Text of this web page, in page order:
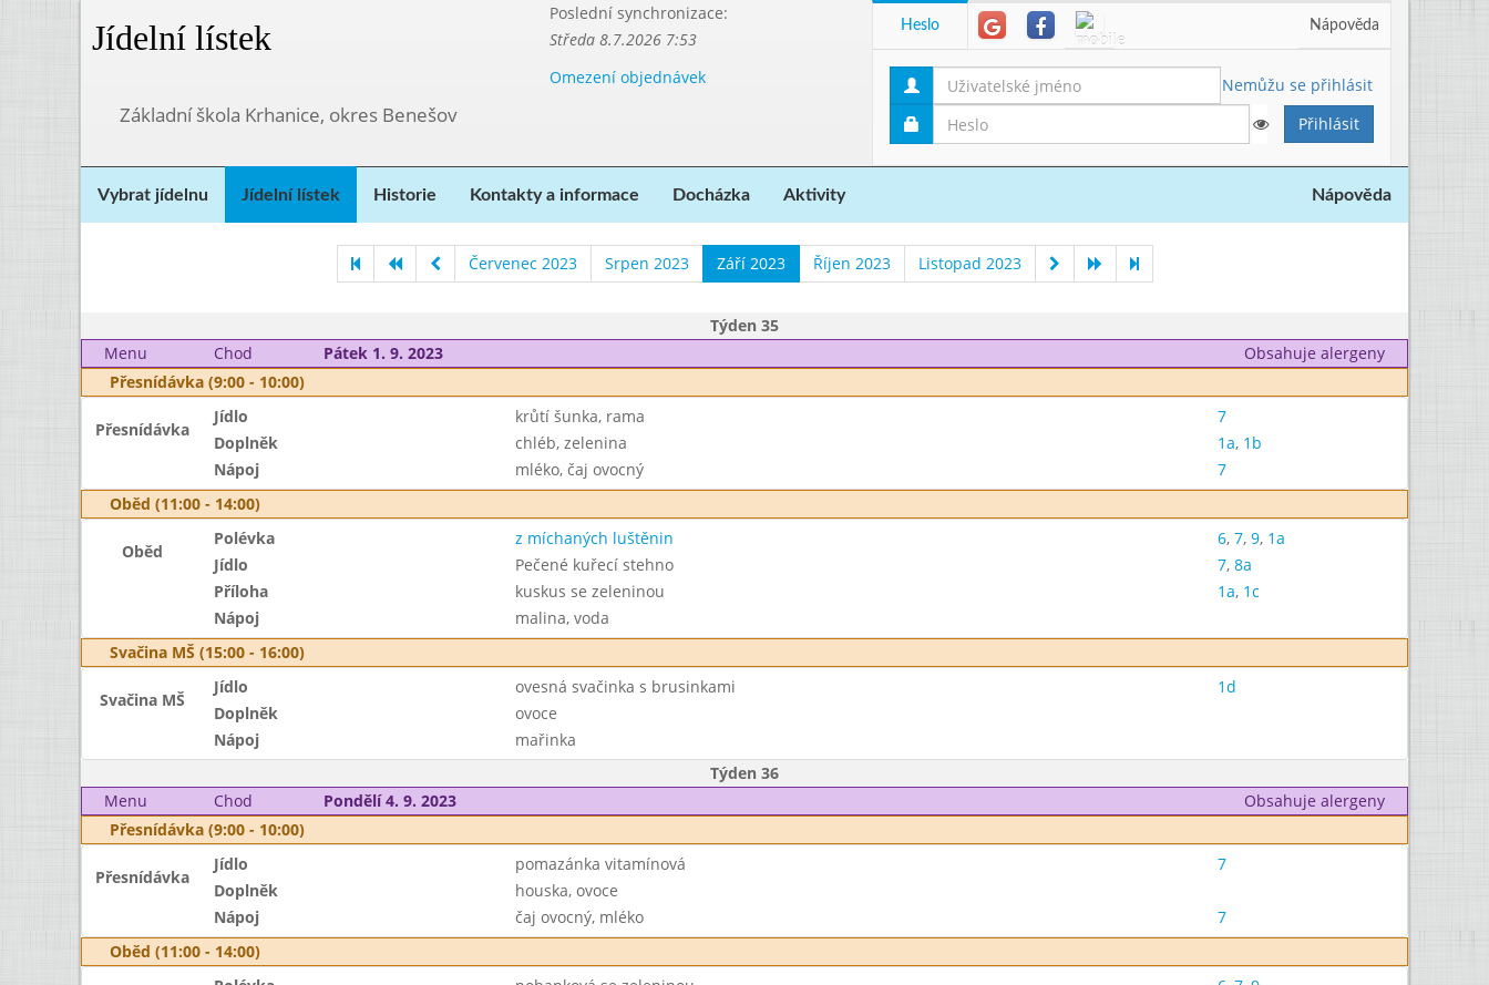
Jídelní lístek
Poslední synchronizace:
Středa 8.7.2026 7:53
Omezení objednávek
Základní škola Krhanice, okres Benešov
Heslo Nápověda
Nemůžu se přihlásit
Vybrat jídelnu Jídelní lístek Historie Kontakty a informace Docházka Aktivity Nápověda
Červenec 2023 Srpen 2023 Září 2023 Říjen 2023 Listopad 2023
Týden 35
Menu
Chod Pátek 1. 9. 2023
Obsahuje alergeny
Přesnídávka (9:00 - 10:00)
Přesnídávka
Jídlo krůtí šunka, rama
7
Doplněk
chléb, zelenina 1a, 1b
Nápoj
mléko, čaj ovocný
7
Oběd (11:00 - 14:00)
Oběd
Polévka z míchaných luštěnin 6, 7, 9, 1a
Jídlo
Pečené kuřecí stehno 7, 8a
Příloha
kuskus se zeleninou 1a, 1c
Nápoj
malina, voda
Svačina MŠ (15:00 - 16:00)
Svačina MŠ
Jídlo ovesná svačinka s brusinkami
1d
Doplněk
ovoce
Nápoj
mařinka
Týden 36
Menu
Chod Pondělí 4. 9. 2023
Obsahuje alergeny
Přesnídávka (9:00 - 10:00)
Přesnídávka
Jídlo pomazánka vitamínová
7
Doplněk
houska, ovoce
Nápoj
čaj ovocný, mléko
7
Oběd (11:00 - 14:00)